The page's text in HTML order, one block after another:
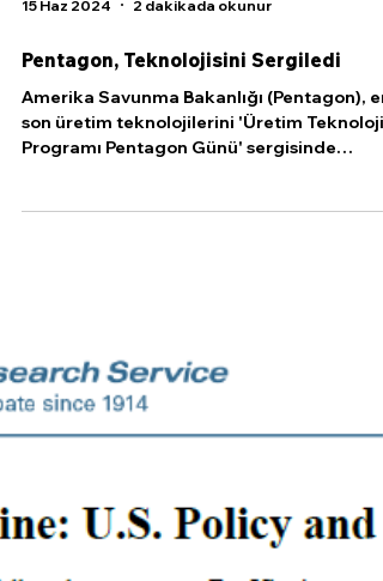
15 Haz 2024 2 dakikada okunur
Pentagon, Teknolojisini Sergiledi
Amerika Savunma Bakanlığı (Pentagon), en